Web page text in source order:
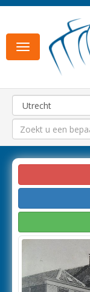
Toggle
navigation